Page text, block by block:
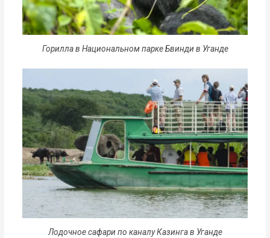
Горилла в Национальном парке Бвинди в Уганде
Лодочное сафари по каналу Казинга в Уганде